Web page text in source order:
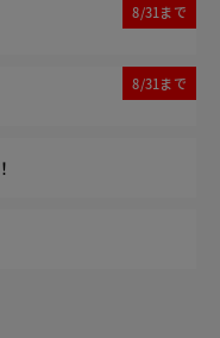
8/31まで
8/31まで